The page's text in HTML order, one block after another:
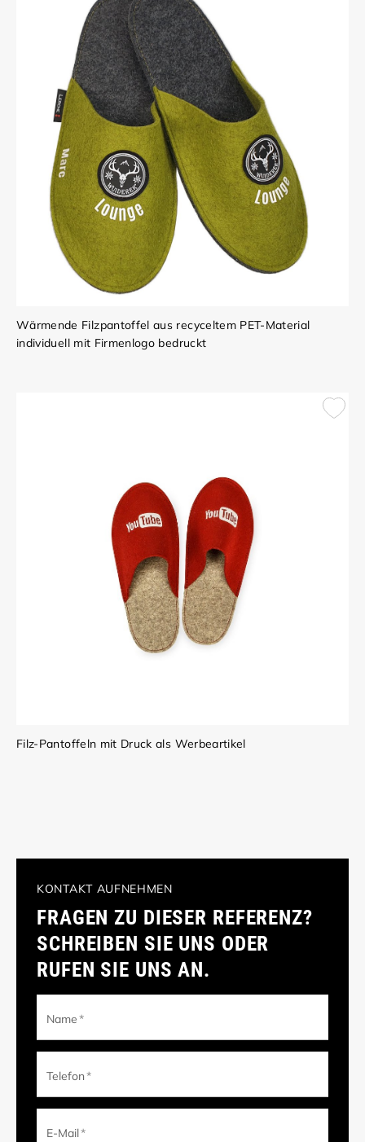
Wärmende Filzpantoffel aus recyceltem PET-Material
individuell mit Firmenlogo bedruckt
Filz-Pantoffeln mit Druck als Werbeartikel
KONTAKT AUFNEHMEN
FRAGEN ZU DIESER REFERENZ?
SCHREIBEN SIE UNS ODER
RUFEN SIE UNS AN.
Name*
Telefon*
E-Mail*